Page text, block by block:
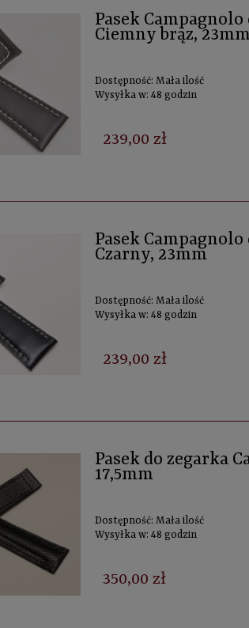
Pasek
Ciemny brąz,
Dostępność: Mała ilość
Wysyłka w: 48 godzin
239,00 zł
Pasek
Czarny, 23mm
Dostępność: Mała ilość
Wysyłka w: 48 godzin
239,00 zł
Pasek do zegarka
17,5mm
Dostępność: Mała ilość
Wysyłka w: 48 godzin
350,00 zł